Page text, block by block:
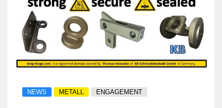
NEWS METALL ENGAGEMENT